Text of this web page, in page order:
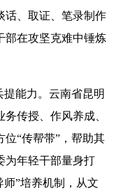
话、取证、笔录制作
部在攻坚克难中锤炼
能力。云南省昆明
传授、作风养成、
位“传帮带”，帮助其
为年轻干部量身打
师”培养机制，从文